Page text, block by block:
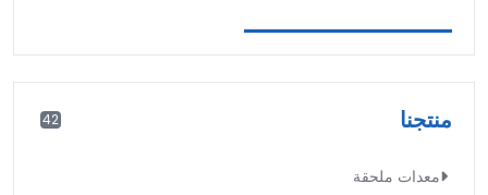
منتجنا 42
معدات ملحقة